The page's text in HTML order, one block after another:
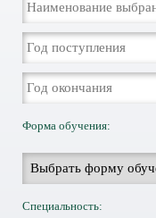
Форма обучения:
Специальность: